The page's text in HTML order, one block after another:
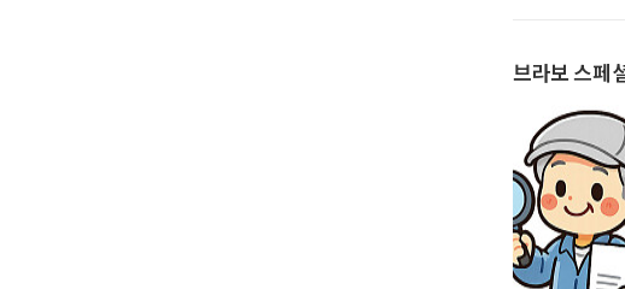
브라보 스페